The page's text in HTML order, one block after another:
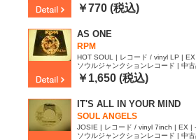
047
￥770 (税込)
AS ONE
RPM
HOT SOUL | レコード / vinyl LP |
ソウルジャンクションレコード | 中
472
￥1,650 (税込)
IT'S ALL IN YOUR MIND
SOUL ANGELS
JOSIE | レコード / vinyl 7inch | EX | -
ソウルジャンクションレコード | 中